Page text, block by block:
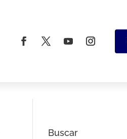
Buscar